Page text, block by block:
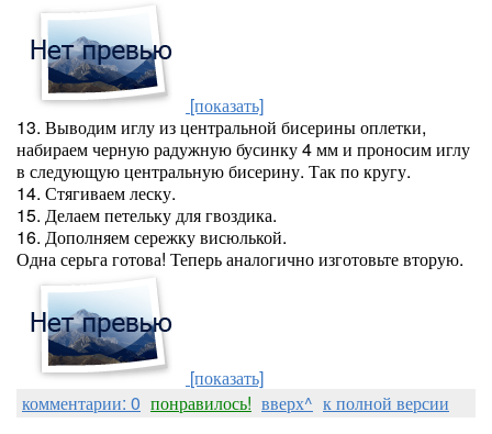
[показать]
13. Выводим иглу из центральной бисерины оплетки,
набираем черную радужную бусинку 4 мм и проносим иглу
в следующую центральную бисерину. Так по кругу.
14. Стягиваем леску.
15. Делаем петельку для гвоздика.
16. Дополняем сережку висюлькой.
Одна серьга готова! Теперь аналогично изготовьте вторую.
[показать]
комментарии: 0 понравилось! вверх^ к полной версии